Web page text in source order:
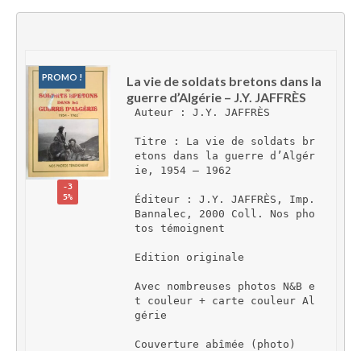
PROMO !
-3
5%
La vie de soldats bretons dans la
guerre d’Algérie – J.Y. JAFFRÈS
Auteur : J.Y. JAFFRÈS
Titre : La vie de soldats br
etons dans la guerre d’Algér
ie, 1954 – 1962
Éditeur : J.Y. JAFFRÈS, Imp.
Bannalec, 2000 Coll. Nos pho
tos témoignent
Edition originale
Avec nombreuses photos N&B e
t couleur + carte couleur Al
gérie
Couverture abîmée (photo)